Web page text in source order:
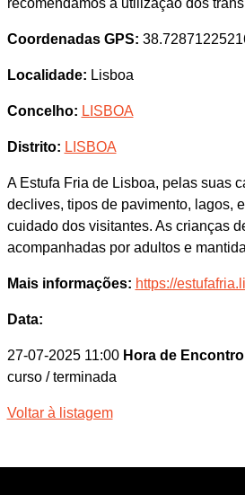
recomendamos a utilização dos
Coordenadas GPS:
Localidade: Lisboa
Concelho: LISBOA
Distrito: LISBOA
A Estufa Fria de Lisboa, pelas suas
declives, tipos de pavimento, lagos,
cuidado dos visitantes. As crianças
acompanhadas por adultos e
Mais informações: https://
Data:
27-07-2025 11:00 Hora de
curso / terminada
Voltar à listagem